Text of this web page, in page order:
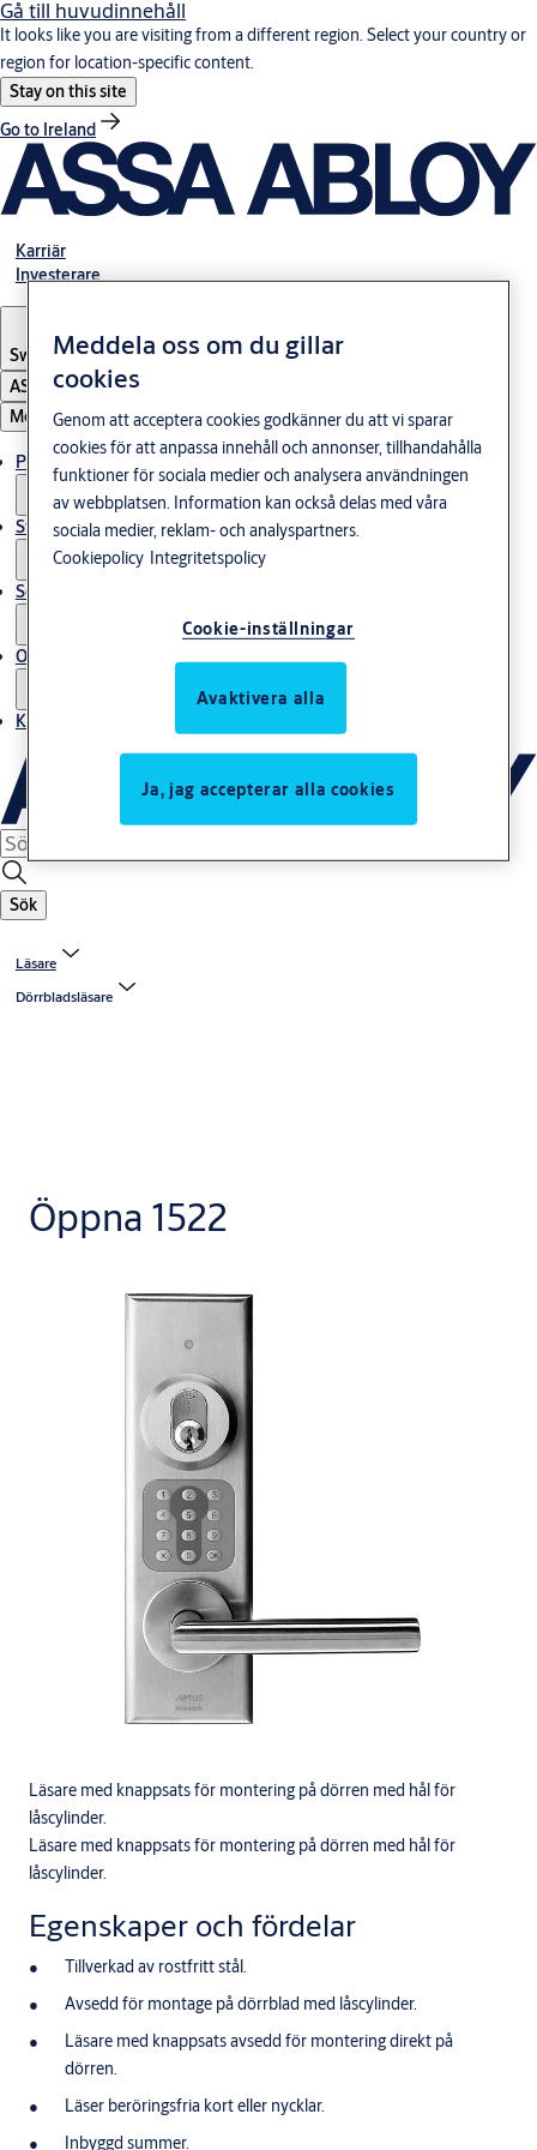
Gå till huvudinnehåll
It looks like you are visiting from a different region. Select your country or
region for location-specific content.
Stay on this site
Go to Ireland
Karriär
Investerare
Sweden·Svenska
ASSA ABLOY Group
Meny
Produkter och lösningar
Stories
Service
Om oss
Kontakta oss
Sök
Läsare
Dörrbladsläsare
Öppna 1522
Läsare med knappsats för montering på dörren med hål för
låscylinder.
Läsare med knappsats för montering på dörren med hål för
låscylinder.
Egenskaper och fördelar
Tillverkad av rostfritt stål.
Avsedd för montage på dörrblad med låscylinder.
Läsare med knappsats avsedd för montering direkt på
dörren.
Läser beröringsfria kort eller nycklar.
Inbyggd summer.
Meddela oss om du gillar
cookies
Genom att acceptera cookies godkänner du att vi sparar
cookies för att anpassa innehåll och annonser, tillhandahålla
funktioner för sociala medier och analysera användningen
av webbplatsen. Information kan också delas med våra
sociala medier, reklam- och analyspartners.
Cookiepolicy Integritetspolicy
Cookie-inställningar
Avaktivera alla
Ja, jag accepterar alla cookies